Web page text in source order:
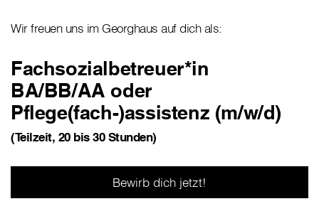
Wir freuen uns im Georghaus auf dich als:
Fachsozialbetreuer*in
BA/BB/AA oder
Pflege(fach-)assistenz (m/w/d)
(Teilzeit, 20 bis 30 Stunden)
Bewirb dich jetzt!